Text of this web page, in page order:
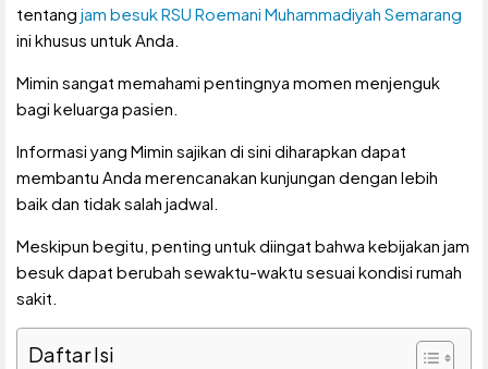
tentang jam besuk RSU Roemani Muhammadiyah Semarang
ini khusus untuk Anda.
Mimin sangat memahami pentingnya momen menjenguk
bagi keluarga pasien.
Informasi yang Mimin sajikan di sini diharapkan dapat
membantu Anda merencanakan kunjungan dengan lebih
baik dan tidak salah jadwal.
Meskipun begitu, penting untuk diingat bahwa kebijakan jam
besuk dapat berubah sewaktu-waktu sesuai kondisi rumah
sakit.
Daftar Isi